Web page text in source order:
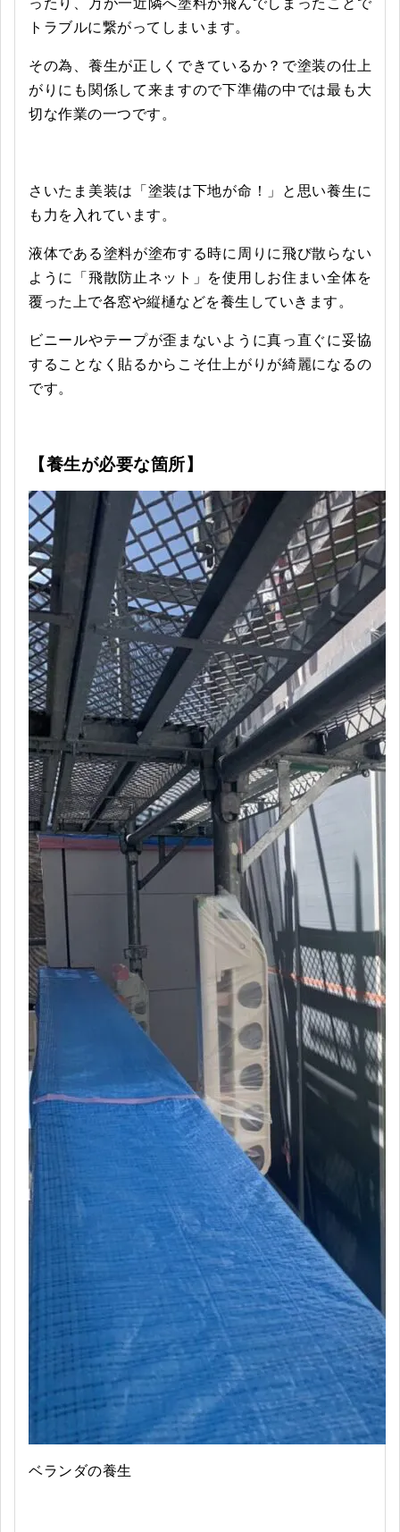
トラブルに繋がってしまいます。
その為、養生が正しくできているか？で塗装の仕上
がりにも関係して来ますので下準備の中では最も大
切な作業の一つです。
さいたま美装は「塗装は下地が命！」と思い養生に
も力を入れています。
液体である塗料が塗布する時に周りに飛び散らない
ように「飛散防止ネット」を使用しお住まい全体を
覆った上で各窓や縦樋などを養生していきます。
ビニールやテープが歪まないように真っ直ぐに妥協
することなく貼るからこそ仕上がりが綺麗になるの
です。
【養生が必要な箇所】
ベランダの養生